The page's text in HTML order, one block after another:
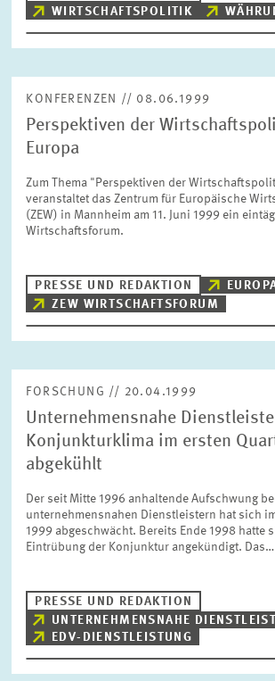
WIRTSCHAFTSPOLITIK
KONFERENZEN // 08.06.1999
Perspektiven der
Europa
Zum Thema "Perspektiven der
veranstaltet das Zentrum für Europäische
(ZEW) in Mannheim am 11. Juni 1999 ein
Wirtschaftsforum.
PRESSE UND REDAKTION
ZEW WIRTSCHAFTSFORUM
FORSCHUNG // 20.04.1999
Unternehmensnahe
Konjunkturklima im ersten
abgekühlt
Der seit Mitte 1996 anhaltende Aufschwung
unternehmensnahen Dienstleistern hat sich
1999 abgeschwächt. Bereits Ende 1998 hatte
Eintrübung der Konjunktur angekündigt. Das…
PRESSE UND REDAKTION
UNTERNEHMENSNAHE
EDV-DIENSTLEISTUNG